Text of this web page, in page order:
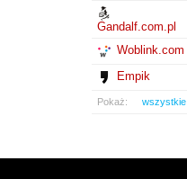
Gandalf.com.pl
Woblink.com
Empik
Pokaż: wszystkie